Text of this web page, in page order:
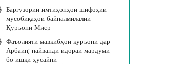
Баргузории имтиҳонҳои шифоҳии
мусобиқаҳои байналмилалии
Қуръони Миср
Фаъолияти мавкибҳои қуръонӣ дар
Арбаин; пайванди идораи мардумӣ
бо ишқи ҳусайнӣ